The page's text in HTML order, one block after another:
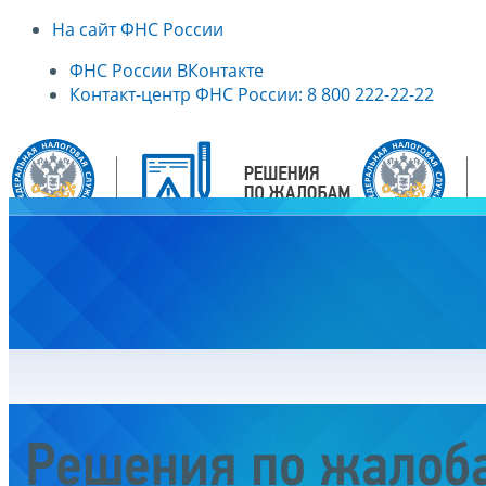
На сайт ФНС России
ФНС России ВКонтакте
Контакт-центр ФНС России: 8 800 222-22-22
Решения по